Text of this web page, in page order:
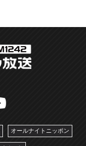
オールナイトニッポン